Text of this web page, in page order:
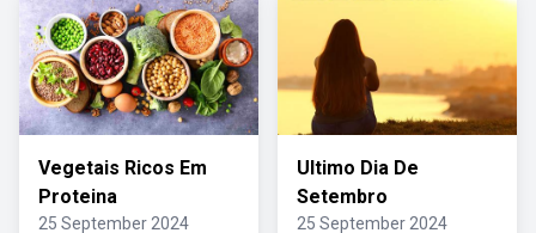
Vegetais Ricos Em
Proteina
25 September 2024
Ultimo Dia De
Setembro
25 September 2024